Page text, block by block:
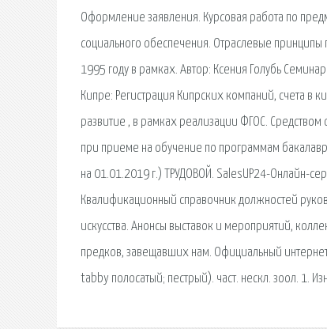
Оформление заявления. Курсовая работа по
социального обеспечения. Отраслевые принципы
1995 году в рамках. Автор: Ксения Голубь
Кипре: Регистрация Кипрских компаний, счета в
развитие , в рамках реализации ФГОС.
при приеме на обучение по программам
на 01.01.2019 г.) ТРУДОВОЙ. SalesUP24-Онлайн-
Квалификационный справочник должностей
искусства. Анонсы выставок и мероприятий,
предков, завещавших нам. Официальный
tabby полосатый; пестрый). част. нескл. зоол. 1.